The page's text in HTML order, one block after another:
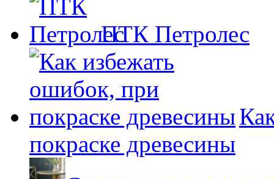
ПТК Петролес
покраске древесины